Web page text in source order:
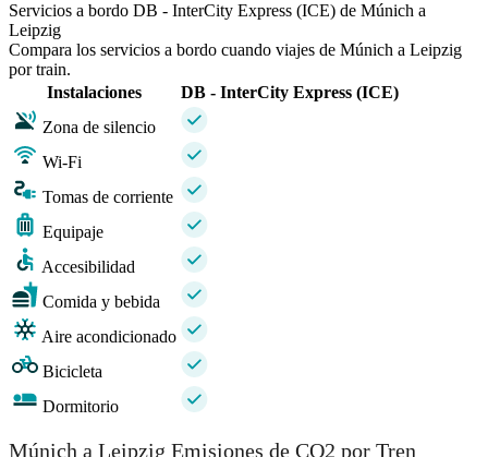
Servicios a bordo DB - InterCity Express (ICE) de Múnich a
Leipzig
Compara los servicios a bordo cuando viajes de Múnich a Leipzig
por train.
Instalaciones
DB - InterCity Express (ICE)
Zona de silencio
Wi-Fi
Tomas de corriente
Equipaje
Accesibilidad
Comida y bebida
Aire acondicionado
Bicicleta
Dormitorio
Múnich a Leipzig Emisiones de CO2 por Tren